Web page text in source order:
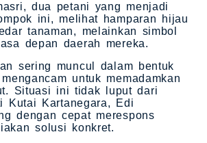
dua petani yang menjadi
ini, melihat hamparan hijau
tanaman, melainkan simbol
depan daerah mereka.
sering muncul dalam bentuk
untuk memadamkan
Situasi ini tidak luput dari
Kutai Kartanegara, Edi
dengan cepat merespons
solusi konkret.